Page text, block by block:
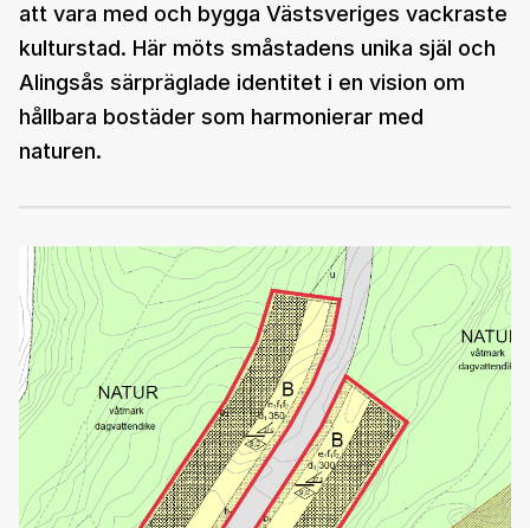
att vara med och bygga Västsveriges vackraste
kulturstad. Här möts småstadens unika själ och
Alingsås särpräglade identitet i en vision om
hållbara bostäder som harmonierar med
naturen.